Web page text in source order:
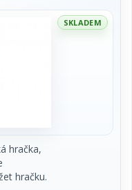
SKLADEM
hračka,
hračku.